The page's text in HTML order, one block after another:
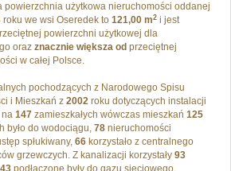
powierzchnia użytkowa nieruchomości oddanej
we wsi Oseredek to 121,00 m2 i jest
powierzchni użytkowej dla
oraz znacznie większa od przeciętnej
w całej Polsce.
pochodzących z Narodowego Spisu
i Mieszkań z 2002 roku dotyczących instalacji
na 147 zamieszkałych wówczas mieszkań 125
było do wodociągu, 78 nieruchomości
spłukiwany, 66 korzystało z centralnego
grzewczych. Z kanalizacji korzystały 93
43 podłączone były do gazu sieciowego.